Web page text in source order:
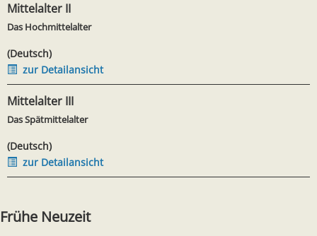
Mittelalter II
Das Hochmittelalter
(Deutsch)
zur Detailansicht
Mittelalter III
Das Spätmittelalter
(Deutsch)
zur Detailansicht
Frühe Neuzeit